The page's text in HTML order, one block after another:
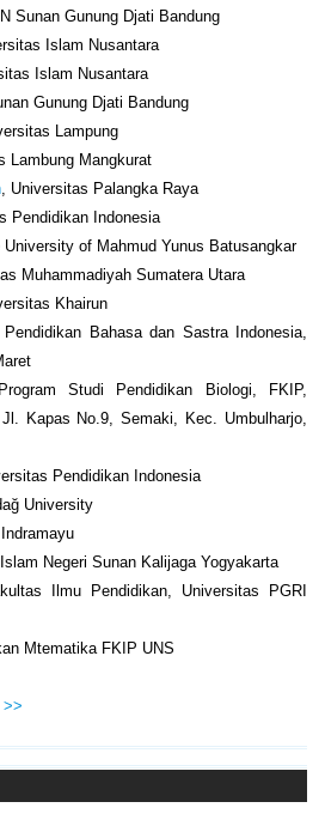
Sunan Gunung Djati Bandung
Islam Nusantara
Islam Nusantara
Gunung Djati Bandung
Lampung
Lambung Mangkurat
, Universitas Palangka Raya
Pendidikan Indonesia
of Mahmud Yunus Batusangkar
Muhammadiyah Sumatera Utara
Khairun
Bahasa dan Sastra Indonesia,
Studi Pendidikan Biologi, FKIP,
Kapas No.9, Semaki, Kec. Umbulharjo,
Pendidikan Indonesia
University
Negeri Sunan Kalijaga Yogyakarta
Ilmu Pendidikan, Universitas PGRI
Mtematika FKIP UNS
>>